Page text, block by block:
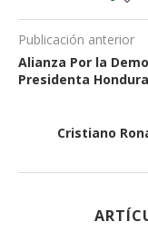
Publicación anterior
Alianza Por la
Presidenta
Cristiano